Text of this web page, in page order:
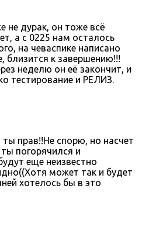
не дурак, он тоже всё
а с 0225 нам осталось
на чеваспике написано
близится к завершению!!!
неделю он её закончит, и
тестирование и РЕЛИЗ.
прав!!Не спорю, но насчет
погорячился и
еще неизвестно
может так и будет
хотелось бы в это